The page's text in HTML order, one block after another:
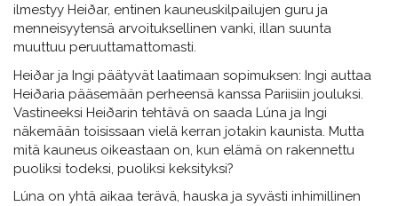
ilmestyy Heiðar, entinen kauneuskilpailujen guru ja
menneisyytensä arvoituksellinen vanki, illan suunta
muuttuu peruuttamattomasti.
Heiðar ja Ingi päätyvät laatimaan sopimuksen: Ingi auttaa
Heiðaria pääsemään perheensä kanssa Pariisiin jouluksi.
Vastineeksi Heiðarin tehtävä on saada Lúna ja Ingi
näkemään toisissaan vielä kerran jotakin kaunista. Mutta
mitä kauneus oikeastaan on, kun elämä on rakennettu
puoliksi todeksi, puoliksi keksityksi?
Lúna on yhtä aikaa terävä, hauska ja syvästi inhimillinen